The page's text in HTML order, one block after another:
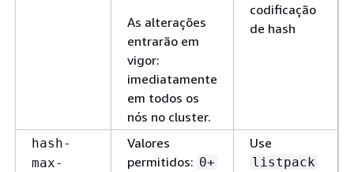
As alterações
entrarão em
vigor:
imediatamente
em todos os
nós no cluster.
codificação
de hash
hash-
max-
Valores
permitidos: 0+
Use
listpack